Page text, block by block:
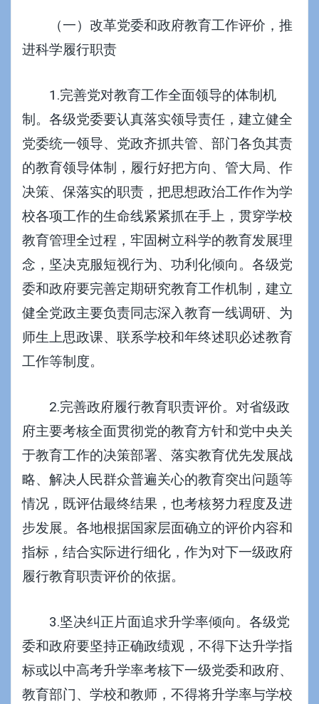
（一）改革党委和政府教育工作评价，推
进科学履行职责
1.完善党对教育工作全面领导的体制机
制。各级党委要认真落实领导责任，建立健全
党委统一领导、党政齐抓共管、部门各负其责
的教育领导体制，履行好把方向、管大局、作
决策、保落实的职责，把思想政治工作作为学
校各项工作的生命线紧紧抓在手上，贯穿学校
教育管理全过程，牢固树立科学的教育发展理
念，坚决克服短视行为、功利化倾向。各级党
委和政府要完善定期研究教育工作机制，建立
健全党政主要负责同志深入教育一线调研、为
师生上思政课、联系学校和年终述职必述教育
工作等制度。
2.完善政府履行教育职责评价。对省级政
府主要考核全面贯彻党的教育方针和党中央关
于教育工作的决策部署、落实教育优先发展战
略、解决人民群众普遍关心的教育突出问题等
情况，既评估最终结果，也考核努力程度及进
步发展。各地根据国家层面确立的评价内容和
指标，结合实际进行细化，作为对下一级政府
履行教育职责评价的依据。
3.坚决纠正片面追求升学率倾向。各级党
委和政府要坚持正确政绩观，不得下达升学指
标或以中高考升学率考核下一级党委和政府、
教育部门、学校和教师，不得将升学率与学校